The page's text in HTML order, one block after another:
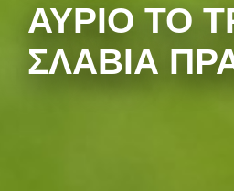
ΑΎΡΙΟ ΤΟ
ΣΛΆΒΙΑ